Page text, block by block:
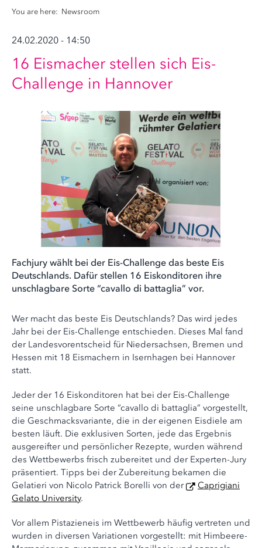
You are here: Newsroom
24.02.2020 - 14:50
16 Eismacher stellen sich Eis-
Challenge in Hannover
Fachjury wählt bei der Eis-Challenge das beste Eis
Deutschlands. Dafür stellen 16 Eiskonditoren ihre
unschlagbare Sorte “cavallo di battaglia” vor.
Wer macht das beste Eis Deutschlands? Das wird jedes
Jahr bei der Eis-Challenge entschieden. Dieses Mal fand
der Landesvorentscheid für Niedersachsen, Bremen und
Hessen mit 18 Eismachern in Isernhagen bei Hannover
statt.
Jeder der 16 Eiskonditoren hat bei der Eis-Challenge
seine unschlagbare Sorte “cavallo di battaglia” vorgestellt,
die Geschmacksvariante, die in der eigenen Eisdiele am
besten läuft. Die exklusiven Sorten, jede das Ergebnis
ausgereifter und persönlicher Rezepte, wurden während
des Wettbewerbs frisch zubereitet und der Experten-Jury
präsentiert. Tipps bei der Zubereitung bekamen die
Gelatieri von Nicolo Patrick Borelli von der
Caprigiani
Gelato University.
Vor allem Pistazieneis im Wettbewerb häufig vertreten und
wurden in diversen Variationen vorgestellt: mit Himbeere-